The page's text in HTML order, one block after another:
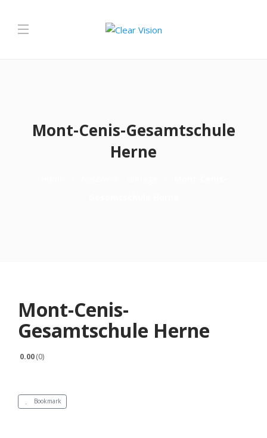
Mont-Cenis-Gesamtschule
Herne
Mont-Cenis-
Gesamtschule Herne
0.00 0
Bookmark